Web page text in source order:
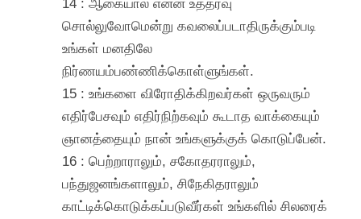
சொல்லுவோமென்று கவலைப்படாதிருக்கும்படி
உங்கள் மனதிலே
நிர்ணயம்பண்ணிக்கொள்ளுங்கள்.
15 : உங்களை விரோதிக்கிறவர்கள் ஒருவரும்
எதிர்பேசவும் எதிர்நிற்கவும் கூடாத வாக்கையும்
ஞானத்தையும் நான் உங்களுக்குக் கொடுப்பேன்.
16 : பெற்றாராலும், சகோதரராலும்,
பந்துஜனங்களாலும், சிநேகிதராலும்
காட்டிக்கொடுக்கப்படுவீர்கள் உங்களில் சிலரைக்